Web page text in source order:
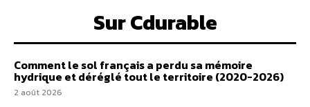
Sur Cdurable
Comment le sol français a perdu sa mémoire
hydrique et déréglé tout le territoire (2020-2026)
2 août 2026